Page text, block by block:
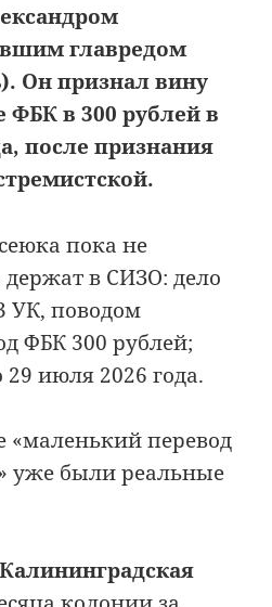
главредом
Он признал вину
ФБК в 300 рублей в
после признания
пока не
в СИЗО: дело
УК, поводом
ФБК 300 рублей;
29 июля 2026 года.
«маленький перевод
уже были реальные